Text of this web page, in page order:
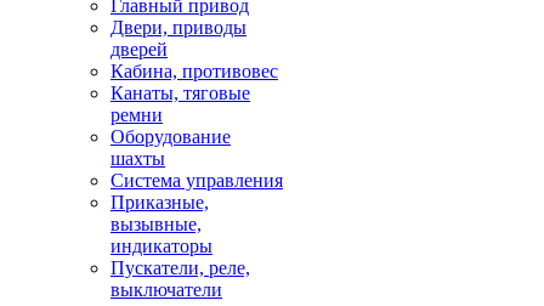
Главный привод
Двери, приводы
дверей
Кабина, противовес
Канаты, тяговые
ремни
Оборудование
шахты
Система управления
Приказные,
вызывные,
индикаторы
Пускатели, реле,
выключатели